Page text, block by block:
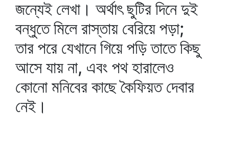
জন্যেই লেখা। অর্থাৎ ছুটির দিনে দুই
বন্ধুতে মিলে রাস্তায় বেরিয়ে পড়া;
তার পরে যেখানে গিয়ে পড়ি তাতে কিছু
আসে যায় না, এবং পথ হারালেও
কোনো মনিবের কাছে কৈফিয়ত দেবার
নেই।